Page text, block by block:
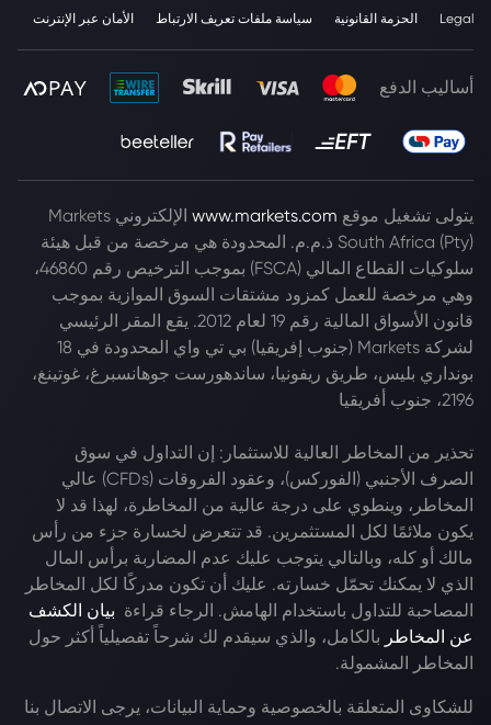
Legal الحزمة القانونية سياسة ملفات تعريف الارتباط الأمان عبر الإنترنت
أساليب الدفع
يتولى تشغيل موقع www.markets.com
الإلكتروني Markets
South Africa (Pty) ذ.م.م. المحدودة هي مرخصة من قبل هيئة
سلوكيات القطاع المالي (FSCA) بموجب الترخيص رقم 46860،
وهي مرخصة للعمل كمزود مشتقات السوق الموازية بموجب
قانون الأسواق المالية رقم 19 لعام 2012. يقع المقر الرئيسي
لشركة Markets (جنوب إفريقيا) بي تي واي المحدودة في 18
بونداري بليس، طريق ريفونيا، ساندهورست جوهانسبرغ، غوتينغ،
2196، جنوب أفريقيا
تحذير من المخاطر العالية للاستثمار: إن التداول في سوق
الصرف الأجنبي (الفوركس)، وعقود الفروقات (CFDs) عالي
المخاطر، وينطوي على درجة عالية من المخاطرة، لهذا قد لا
يكون ملائمًا لكل المستثمرين. قد تتعرض لخسارة جزء من رأس
مالك أو كله، وبالتالي يتوجب عليك عدم المضاربة برأس المال
الذي لا يمكنك تحمّل خسارته. عليك أن تكون مدركًا لكل المخاطر
المصاحبة للتداول باستخدام الهامش. الرجاء قراءة بيان الكشف
عن المخاطر بالكامل، والذي سيقدم لك شرحاً تفصيلياً أكثر حول
المخاطر المشمولة.
للشكاوى المتعلقة بالخصوصية وحماية البيانات، يرجى الاتصال بنا